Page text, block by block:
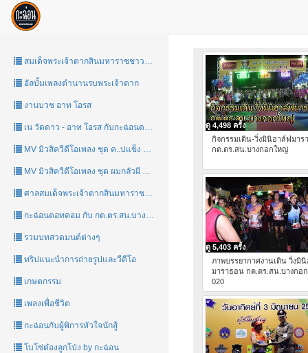
สมเด็จพระเจ้าตากสินมหาราชชาววัดอรุณ
อัลบั้มเพลงตำนานรบพระเจ้าตาก
งานบวช อาท โอรส
เน วัดดาว - อาท โอรส กับกะฉ่อนดอทคอม
MV มิวสิควีดีโอเพลง ชุด ค..บ่แข็ง by กะฉ่อน
MV มิวสิควีดีโอเพลง ชุด ผมกลัวผี by กะฉ่อน
ศาลสมเด็จพระเจ้าตากสินมหาราชชาววัดอรุณ
กะฉ่อนดอทคอม กับ กต.ตร.สน.บางกอกใหญ่ มินิมาราธอน 2017
รวมบทสวดมนต์ต่างๆ
ทริปแนะนำการถ่ายรูปและวีดีโอ
เกษตกรรม
เพลงเพื่อชีวิต
กะฉ่อนกับผู้พิการหัวใจนักสู้
โบโซ่ต๋องลูกโป่ง by กะฉ่อน
ดู 4,498 ครั้ง
กิจกรรมเดิน-วิ่งมินิฮาล์ฟมาร
กต.ตร.สน.บางกอกใหญ่
ดู 5,403 ครั้ง
ภาพบรรยากาศงานเดิน วิ่งมิ
มาราธอน กต.ตร.สน.บางกอ
020